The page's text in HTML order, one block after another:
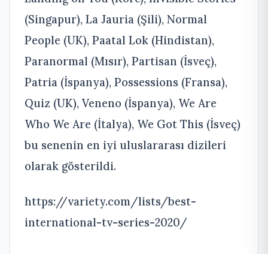
(Singapur), La Jauria (Şili), Normal
People (UK), Paatal Lok (Hindistan),
Paranormal (Mısır), Partisan (İsveç),
Patria (İspanya), Possessions (Fransa),
Quiz (UK), Veneno (İspanya), We Are
Who We Are (İtalya), We Got This (İsveç)
bu senenin en iyi uluslararası dizileri
olarak gösterildi.
https://variety.com/lists/best-
international-tv-series-2020/